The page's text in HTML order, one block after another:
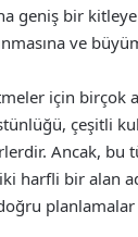
geniş bir
ve
için birçok
çeşitli
Ancak, bu
harfli bir alan